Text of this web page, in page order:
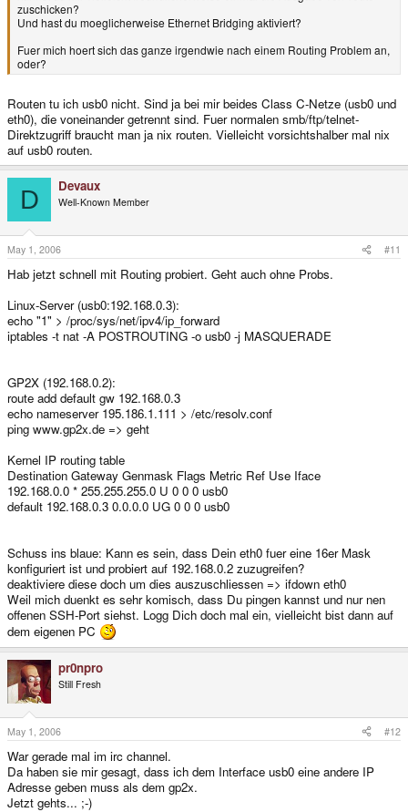
zuschicken?
Und hast du moeglicherweise Ethernet Bridging aktiviert?
Fuer mich hoert sich das ganze irgendwie nach einem Routing Problem an,
oder?
Routen tu ich usb0 nicht. Sind ja bei mir beides Class C-Netze (usb0 und
eth0), die voneinander getrennt sind. Fuer normalen smb/ftp/telnet-
Direktzugriff braucht man ja nix routen. Vielleicht vorsichtshalber mal nix
auf usb0 routen.
D Devaux
Well-Known Member
May 1, 2006 #11
Hab jetzt schnell mit Routing probiert. Geht auch ohne Probs.
Linux-Server (usb0:192.168.0.3):
echo "1" > /proc/sys/net/ipv4/ip_forward
iptables -t nat -A POSTROUTING -o usb0 -j MASQUERADE
GP2X (192.168.0.2):
route add default gw 192.168.0.3
echo nameserver 195.186.1.111 > /etc/resolv.conf
ping www.gp2x.de => geht
Kernel IP routing table
Destination Gateway Genmask Flags Metric Ref Use Iface
192.168.0.0 * 255.255.255.0 U 0 0 0 usb0
default 192.168.0.3 0.0.0.0 UG 0 0 0 usb0
Schuss ins blaue: Kann es sein, dass Dein eth0 fuer eine 16er Mask
konfiguriert ist und probiert auf 192.168.0.2 zuzugreifen?
deaktiviere diese doch um dies auszuschliessen => ifdown eth0
Weil mich duenkt es sehr komisch, dass Du pingen kannst und nur nen
offenen SSH-Port siehst. Logg Dich doch mal ein, vielleicht bist dann auf
dem eigenen PC
pr0npro
Still Fresh
May 1, 2006 #12
War gerade mal im irc channel.
Da haben sie mir gesagt, dass ich dem Interface usb0 eine andere IP
Adresse geben muss als dem gp2x.
Jetzt gehts... ;-)